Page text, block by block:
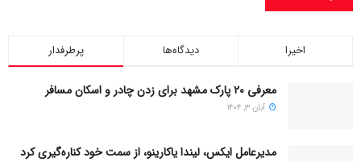
پرطرفدار دیدگاه‌ها اخیرا
معرفی ۲۰ پارک مشهد برای زدن چادر و اسکان مسافر
آبان ۳, ۱۴۰۴
مدیرعامل ایکس، لیندا یاکارینو، از سمت خود کناره‌گیری کرد